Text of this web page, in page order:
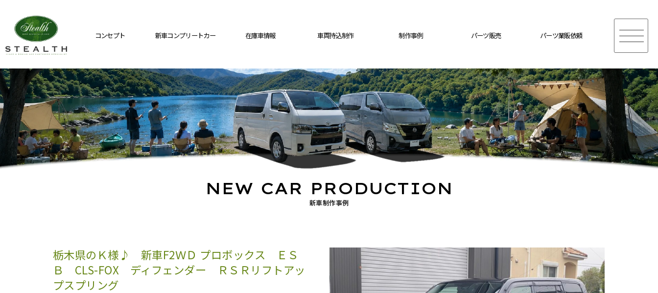
コンセプト 新車コンプリートカー 在庫車情報 車両持込制作 制作事例 パーツ販売 パーツ業販依頼
新車制作事例
NEW CAR PRODUCTION
栃木県のＫ様♪ 新車F2ＷＤ プロボックス ＥＳ
Ｂ CLS-FOX ディフェンダー ＲＳＲリフトアッ
プスプリング